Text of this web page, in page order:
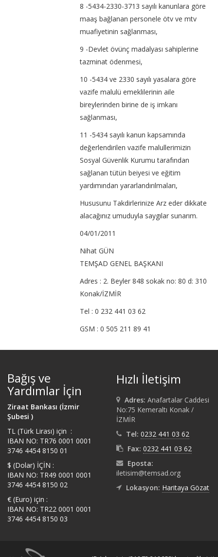
8 -5434-2330-3713 sayılı kanunlara göre
maaş bağlanan personele ötv ve mtv
muafiyetinin sağlanması,
9 -Devlet övünç madalyası sahiplerine
tazminat ödenmesi,
10 -5434 ve 2330 sayılı yasalara göre
vazife malulü emeklilerinin aile
bireylerinden birine de iş imkanı
sağlanması,
11 -5434 sayılı kanun kapsamında
değerlendirilen vazife malullerimizin
Sosyal Güvenlik Kurumu tarafından
sağlanan tütün beiyesi ve eğitim
yardımından yararlandırılmaları,
Hususunu Takdirlerinize Arz eder dikkate
alacağınız umuduyla saygılar sunarım.
04/01/2011
Nihat GÜN
TEMŞAD GENEL BAŞKANI
Adres : 2. Beyler 848 sokak no: 80 d: 310
Konak/İZMİR
Tel : 0 232 441 03 62
GSM : 0 505 211 89 41
Bağış ve
Yardımlar İçin
Ziraat Bankası (İzmir
Şubesi )
TL (Türk Lirası) için :
IBAN NO: TR76 0001 0001
3746 4454 8150 01
$ (Dolar) İÇİN :
IBAN NO: TR49 0001 0001
3746 4454 8150 02
€ (Euro) için :
IBAN NO: TR22 0001 0001
3746 4454 8150 03
Hızlı İletişim
Adres: Anafartalar Caddesi
No:75 Kemeraltı Konak /
İZMİR
Tel: 0232 441 03 62
Fax: 0232 441 03 62
Eposta:
iletisim@temsad.org
Lokasyon: Haritaya Gözat